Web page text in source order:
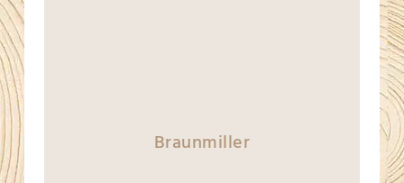
Braunmiller